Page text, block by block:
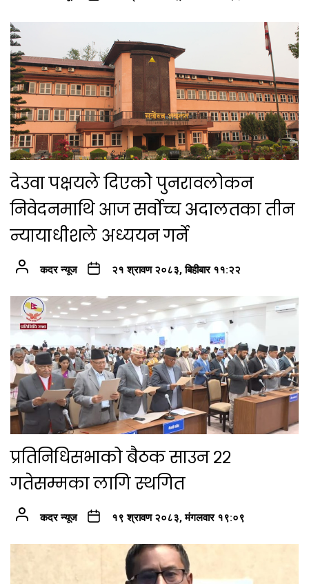
देउवा पक्षयले दिएकोे पुनरावलोकन
निवेदनमाथि आज सर्वोच्च अदालतका तीन
न्यायाधीशले अध्ययन गर्ने
कदर न्यूज २१ श्रावण २०८३, बिहीबार ११:२२
प्रतिनिधिसभाको बैठक साउन २२
गतेसम्मका लागि स्थगित
कदर न्यूज १९ श्रावण २०८३, मंगलवार १९:०९